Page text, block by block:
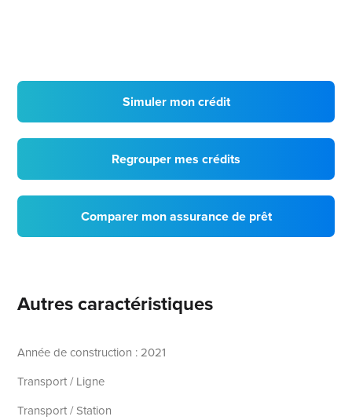
Simuler mon crédit
Regrouper mes crédits
Comparer mon assurance de prêt
Autres caractéristiques
Année de construction : 2021
Transport / Ligne
Transport / Station